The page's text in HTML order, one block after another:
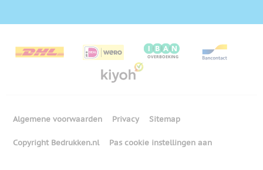
Algemene voorwaarden Privacy Sitemap
Copyright Bedrukken.nl Pas cookie instellingen aan